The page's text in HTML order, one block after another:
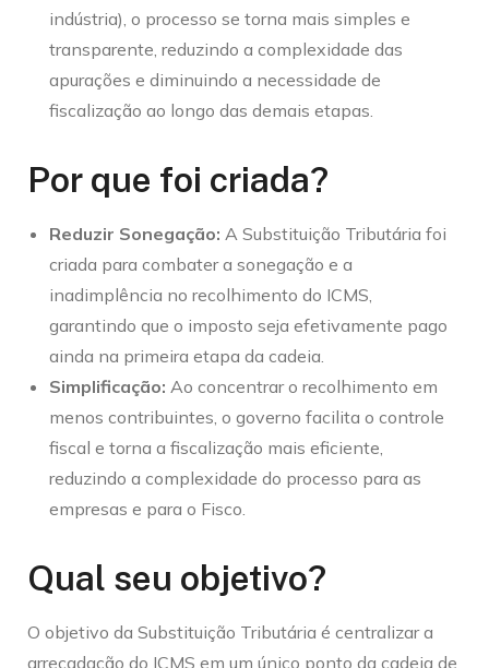
indústria), o processo se torna mais simples e
transparente, reduzindo a complexidade das
apurações e diminuindo a necessidade de
fiscalização ao longo das demais etapas.
Por que foi criada?
Reduzir Sonegação: A Substituição Tributária foi
criada para combater a sonegação e a
inadimplência no recolhimento do ICMS,
garantindo que o imposto seja efetivamente pago
ainda na primeira etapa da cadeia.
Simplificação: Ao concentrar o recolhimento em
menos contribuintes, o governo facilita o controle
fiscal e torna a fiscalização mais eficiente,
reduzindo a complexidade do processo para as
empresas e para o Fisco.
Qual seu objetivo?
O objetivo da Substituição Tributária é centralizar a
arrecadação do ICMS em um único ponto da cadeia de